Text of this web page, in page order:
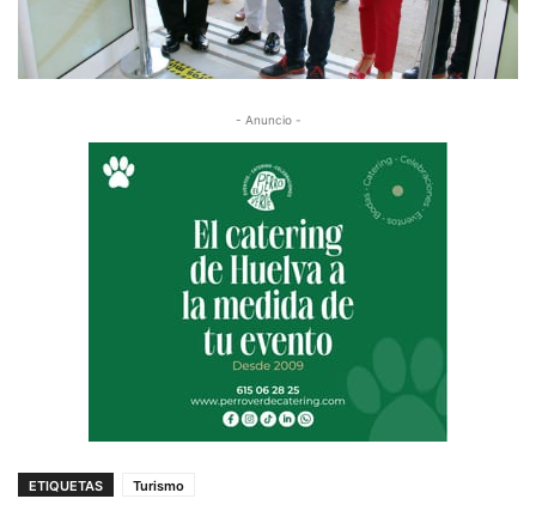
- Anuncio -
ETIQUETAS Turismo